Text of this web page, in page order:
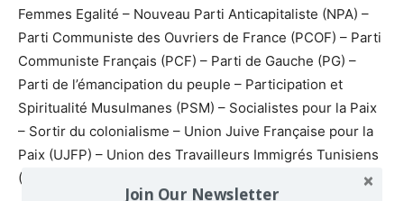
Femmes Egalité – Nouveau Parti Anticapitaliste (NPA) –
Parti Communiste des Ouvriers de France (PCOF) – Parti
Communiste Français (PCF) – Parti de Gauche (PG) –
Parti de l’émancipation du peuple – Participation et
Spiritualité Musulmanes (PSM) – Socialistes pour la Paix
– Sortir du colonialisme – Union Juive Française pour la
Paix (UJFP) – Union des Travailleurs Immigrés Tunisiens
(UTIT) – Union Nationale des Etudiants de France (UNEF)
Join Our Newsletter